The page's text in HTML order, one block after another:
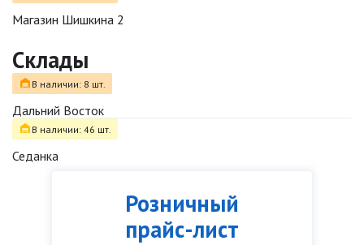
Розничный
прайс-лист
Магазин Шишкина 2
Склады
В наличии: 8 шт.
Дальний Восток
В наличии: 46 шт.
Седанка